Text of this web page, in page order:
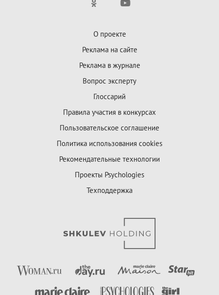
О проекте
Реклама на сайте
Реклама в журнале
Вопрос эксперту
Глоссарий
Правила участия в конкурсах
Пользовательское соглашение
Политика использования cookies
Рекомендательные технологии
Проекты Psychologies
Техподдержка